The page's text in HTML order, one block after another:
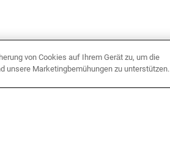
von Cookies auf Ihrem Gerät zu, um die
unsere Marketingbemühungen zu unterstützen.